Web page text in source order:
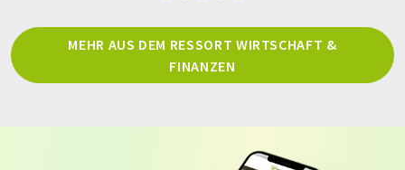
MEHR AUS DEM RESSORT WIRTSCHAFT &
FINANZEN